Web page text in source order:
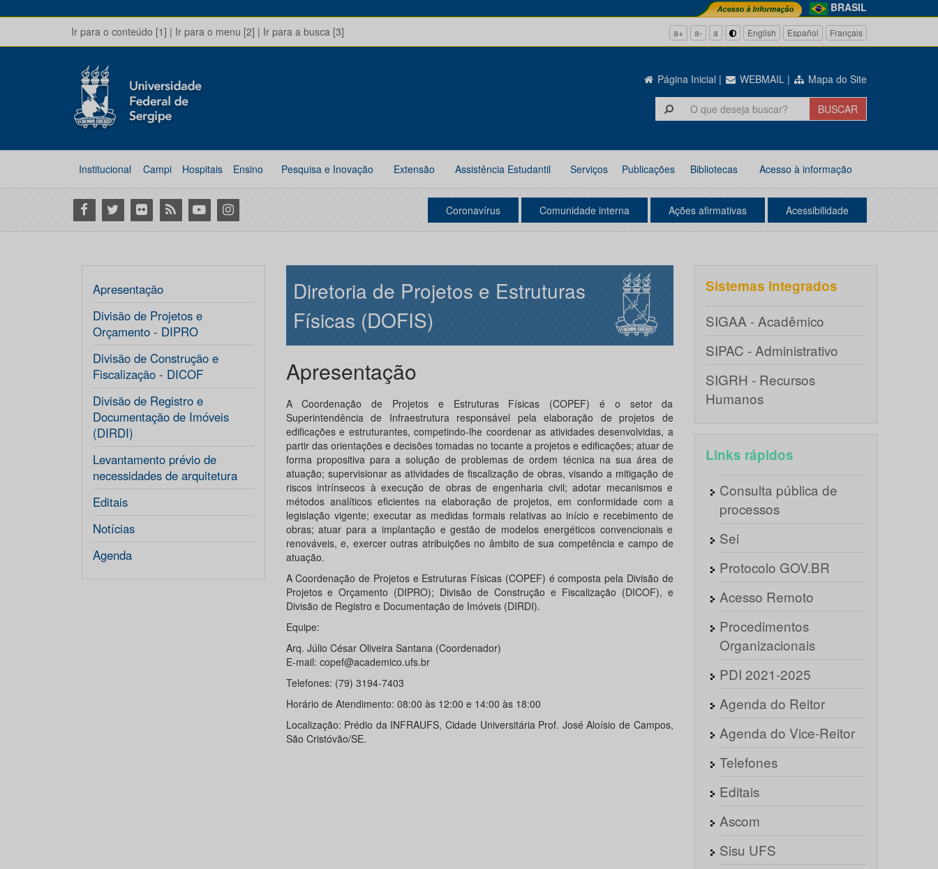
BRASIL
Ir para o conteúdo [1] | Ir para o menu [2] | Ir para a busca [3] a+ a- a English Español Français
Página Inicial | WEBMAIL | Mapa do Site
Institucional Campi Hospitais Ensino Pesquisa e Inovação Extensão Assistência Estudantil Serviços Publicações Bibliotecas Acesso à informação
Facebook
Twitter Flickr RSS YoutubeInstagram Coronavírus Comunidade interna Ações afirmativas Acessibilidade
Apresentação
Divisão de Projetos e
Orçamento - DIPRO
Divisão de Construção e
Fiscalização - DICOF
Divisão de Registro e
Documentação de Imóveis
(DIRDI)
Levantamento prévio de
necessidades de arquitetura
Editais
Notícias
Agenda
Diretoria de Projetos e Estruturas
Físicas (DOFIS)
Apresentação
A Coordenação de Projetos e Estruturas Físicas (COPEF) é o setor da
Superintendência de Infraestrutura responsável pela elaboração de projetos de
edificações e estruturantes, competindo-lhe coordenar as atividades desenvolvidas, a
partir das orientações e decisões tomadas no tocante a projetos e edificações; atuar de
forma propositiva para a solução de problemas de ordem técnica na sua área de
atuação; supervisionar as atividades de fiscalização de obras, visando a mitigação de
riscos intrínsecos à execução de obras de engenharia civil; adotar mecanismos e
métodos analíticos eficientes na elaboração de projetos, em conformidade com a
legislação vigente; executar as medidas formais relativas ao início e recebimento de
obras; atuar para a implantação e gestão de modelos energéticos convencionais e
renováveis, e, exercer outras atribuições no âmbito de sua competência e campo de
atuação.
A Coordenação de Projetos e Estruturas Físicas (COPEF) é composta pela Divisão de
Projetos e Orçamento (DIPRO); Divisão de Construção e Fiscalização (DICOF), e
Divisão de Registro e Documentação de Imóveis (DIRDI).
Equipe:
Arq. Júlio César Oliveira Santana (Coordenador)
E-mail: copef@academico.ufs.br
Telefones: (79) 3194-7403
Horário de Atendimento: 08:00 às 12:00 e 14:00 às 18:00
Localização: Prédio da INFRAUFS, Cidade Universitária Prof. José Aloísio de Campos,
São Cristóvão/SE.
Sistemas integrados
SIGAA - Acadêmico
SIPAC - Administrativo
SIGRH - Recursos
Humanos
Links rápidos
Consulta pública de
processos
Sei
Protocolo GOV.BR
Acesso Remoto
Procedimentos
Organizacionais
PDI 2021-2025
Agenda do Reitor
Agenda do Vice-Reitor
Telefones
Editais
Ascom
Sisu UFS